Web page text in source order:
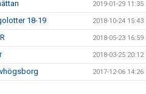
2019-01-29 11:35
18-19 2018-10-24 15:43
2018-05-23 16:59
2018-03-25 20:12
2017-12-06 14:26